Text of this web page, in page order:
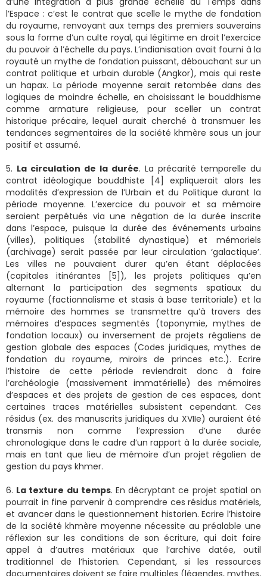
l’Espace : c’est le contrat que scelle le mythe de fondation
du royaume, renvoyant aux temps des premiers souverains
sous la forme d’un culte royal, qui légitime en droit l’exercice
du pouvoir à l’échelle du pays. L’indianisation avait fourni à la
royauté un mythe de fondation puissant, débouchant sur un
contrat politique et urbain durable (Angkor), mais qui reste
un hapax. La période moyenne serait retombée dans des
logiques de moindre échelle, en choisissant le bouddhisme
comme armature religieuse, pour sceller un contrat
historique précaire, lequel aurait cherché à transmuer les
tendances segmentaires de la société khmère sous un jour
positif et assumé.
5. La circulation de la durée. La précarité temporelle du
contrat idéologique bouddhiste [4] expliquerait alors les
modalités d’expression de l’Urbain et du Politique durant la
période moyenne. L’exercice du pouvoir et sa mémoire
seraient perpétués via une négation de la durée inscrite
dans l’espace, puisque la durée des événements urbains
(villes), politiques (stabilité dynastique) et mémoriels
(archivage) serait passée par leur circulation ‘galactique’.
Les villes ne pouvaient durer qu’en étant déplacées
(capitales itinérantes [5]), les projets politiques qu’en
alternant la participation des segments spatiaux du
royaume (factionnalisme et stasis à base territoriale) et la
mémoire des hommes se transmettre qu’à travers des
mémoires d’espaces segmentés (toponymie, mythes de
fondation locaux) ou inversement de projets régaliens de
gestion globale des espaces (Codes juridiques, mythes de
fondation du royaume, miroirs de princes etc.). Ecrire
l’histoire de cette période reviendrait donc à faire
l’archéologie (massivement immatérielle) des mémoires
d’espaces et des projets de gestion de ces espaces, dont
certaines traces matérielles subsistent cependant. Ces
résidus (ex. des manuscrits juridiques du XVIIe) auraient été
transmis non comme l’expression d’une durée
chronologique dans le cadre d’un rapport à la durée sociale,
mais en tant que lieu de mémoire d’un projet régalien de
gestion du pays khmer.
6. La texture du temps. En décryptant ce projet spatial on
pourrait in fine parvenir à comprendre ces résidus matériels,
et avancer dans le questionnement historien. Ecrire l’histoire
de la société khmère moyenne nécessite au préalable une
réflexion sur les conditions de son écriture, qui doit faire
appel à d’autres matériaux que l’archive datée, outil
traditionnel de l’historien. Cependant, si les ressources
documentaires doivent se faire multiples (légendes, mythes,